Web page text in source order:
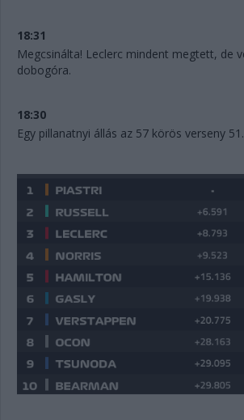
18:31
Megcsinálta! Leclerc mindent megtett, de
dobogóra.
18:30
Egy pillanatnyi állás az 57 körös verseny